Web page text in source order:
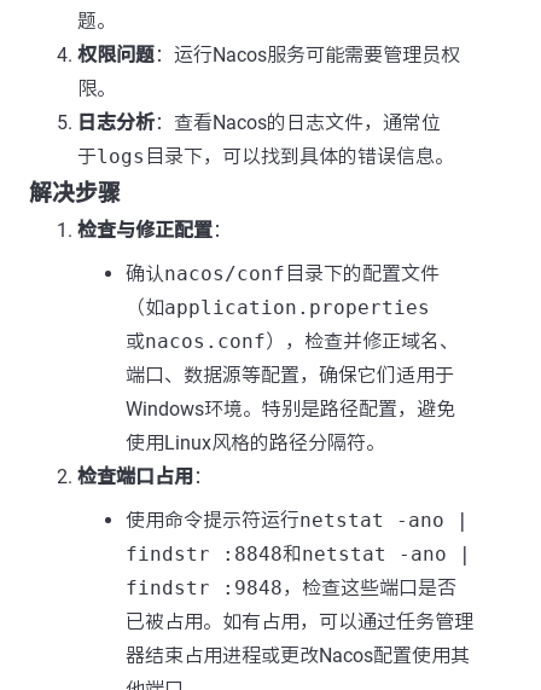
题。
权限问题：运行Nacos服务可能需要管理员权
限。
日志分析：查看Nacos的日志文件，通常位
于logs 目录下，可以找到具体的错误信息。
解决步骤
检查与修正配置：
确认nacos/conf 目录下的配置文件
（如application.properties
或nacos.conf），检查并修正域名、
端口、数据源等配置，确保它们适用于
Windows环境。特别是路径配置，避免
使用Linux风格的路径分隔符。
检查端口占用 ：
使用命令提示符运行netstat -ano |
findstr :8848和netstat -ano |
findstr :9848，检查这些端口是否
已被占用。如有占用，可以通过任务管理
器结束占用进程或更改Nacos配置使用其